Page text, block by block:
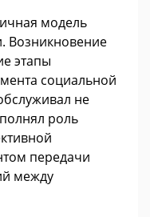
модель
Возникновение
этапы
социальной
не
роль
передачи
между